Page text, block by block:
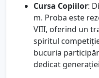
Cursa Copiilor:
m. Proba este
VIII, oferind un
spiritul
bucuria
dedicat